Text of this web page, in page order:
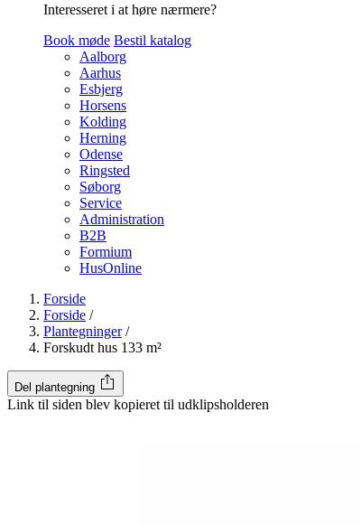
Interesseret i at høre nærmere?
Book møde Bestil katalog
Aalborg
Aarhus
Esbjerg
Horsens
Kolding
Herning
Odense
Ringsted
Søborg
Service
Administration
B2B
Formium
HusOnline
Forside
Forside /
Plantegninger /
Forskudt hus 133 m²
Del plantegning
Link til siden blev kopieret til udklipsholderen